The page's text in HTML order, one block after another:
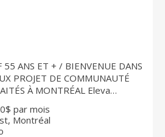
+ / BIENVENUE DANS
PROJET DE COMMUNAUTÉ
À MONTRÉAL Eleva
l'imaginaire. Spécialement
actifs, le complexe permet
vie alliant confort, sécurité,
par mois
Montréal